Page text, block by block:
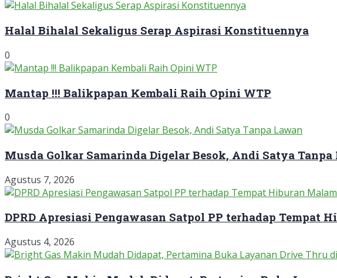
Halal Bihalal Sekaligus Serap Aspirasi Konstituennya
0
Mantap !!! Balikpapan Kembali Raih Opini WTP
0
Musda Golkar Samarinda Digelar Besok, Andi Satya Tanpa
Agustus 7, 2026
DPRD Apresiasi Pengawasan Satpol PP terhadap Tempat
Agustus 4, 2026